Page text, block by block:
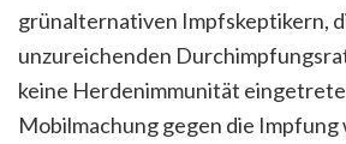
grünalternativen Impfskeptikern,
unzureichenden
keine Herdenimmunität
Mobilmachung gegen die Impfung